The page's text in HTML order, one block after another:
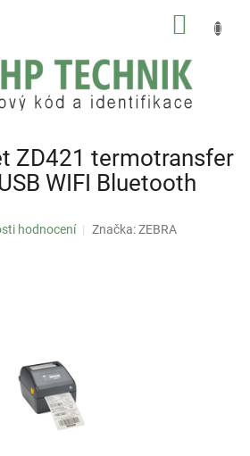
ZD421 termotransfer
WIFI Bluetooth
hodnocení Značka:ZEBRA